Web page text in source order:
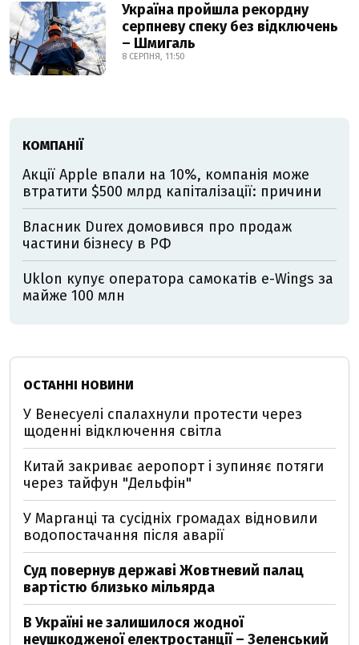
Україна пройшла рекордну
серпневу спеку без відключень
– Шмигаль
8 СЕРПНЯ, 11:50
КОМПАНІЇ
Акції Apple впали на 10%, компанія може
втратити $500 млрд капіталізації: причини
Власник Durex домовився про продаж
частини бізнесу в РФ
Uklon купує оператора самокатів e-Wings за
майже 100 млн
ОСТАННІ НОВИНИ
У Венесуелі спалахнули протести через
щоденні відключення світла
Китай закриває аеропорт і зупиняє потяги
через тайфун "Дельфін"
У Марганці та сусідніх громадах відновили
водопостачання після аварії
Суд повернув державі Жовтневий палац
вартістю близько мільярда
В Україні не залишилося жодної
неушкодженої електростанції – Зеленський